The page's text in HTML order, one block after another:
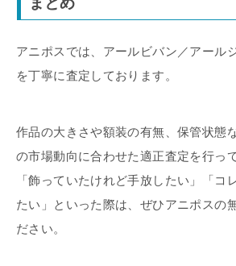
アニポスでは、アールビバン／アール
を丁寧に査定しております。
作品の大きさや額装の有無、保管状態
の市場動向に合わせた適正査定を行っ
「飾っていたけれど手放したい」「コ
たい」といった際は、ぜひアニポスの
ださい。